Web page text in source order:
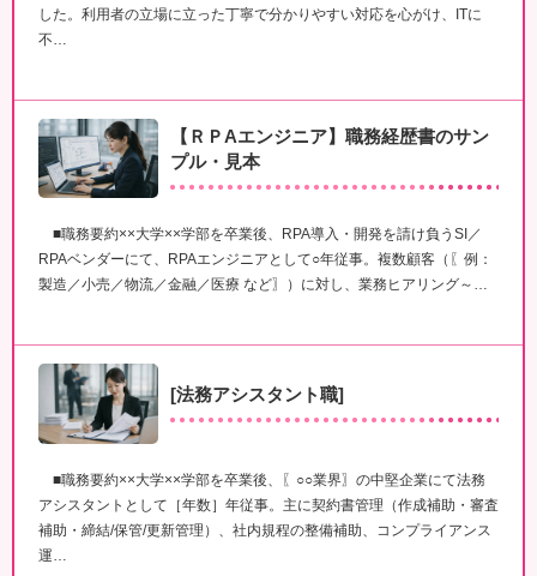
した。利用者の立場に立った丁寧で分かりやすい対応を心がけ、ITに
不…
【ＲＰAエンジニア】職務経歴書のサン
プル・見本
■職務要約××大学××学部を卒業後、RPA導入・開発を請け負うSI／
RPAベンダーにて、RPAエンジニアとして○年従事。複数顧客（〖例：
製造／小売／物流／金融／医療 など〗）に対し、業務ヒアリング～…
[法務アシスタント職]
■職務要約××大学××学部を卒業後、〖○○業界〗の中堅企業にて法務
アシスタントとして［年数］年従事。主に契約書管理（作成補助・審査
補助・締結/保管/更新管理）、社内規程の整備補助、コンプライアンス
運…